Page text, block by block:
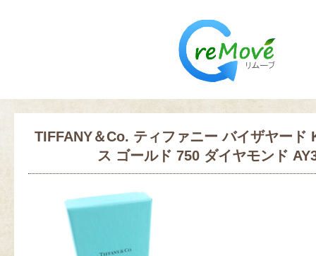
TIFFANY＆Co. ティファニー バイザヤード
ス ゴールド 750 ダイヤモンド